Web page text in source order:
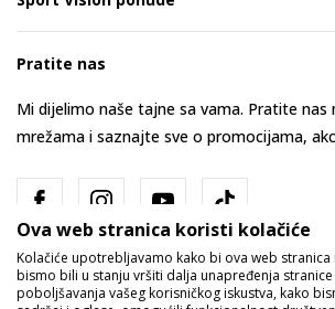
Pratite nas
Mi dijelimo naše tajne sa vama. Pratite nas
mrežama i saznajte sve o promocijama,
Ova web stranica koristi kolačiće
Kolačiće upotrebljavamo kako bi ova web
bismo bili u stanju vršiti dalja unapređenja
poboljšavanja vašeg korisničkog iskustva, kako